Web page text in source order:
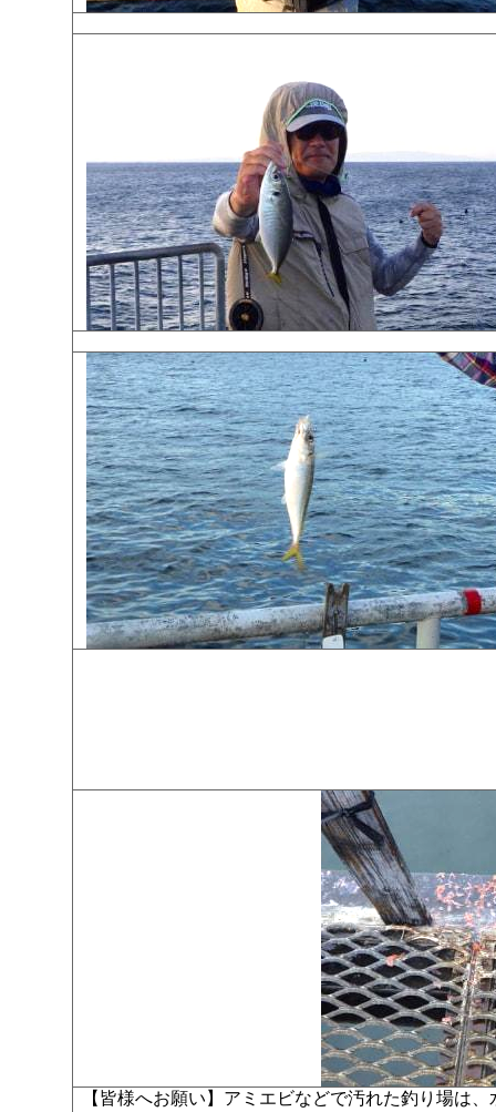
【皆様へお願い】アミエビなどで汚れた釣り場は